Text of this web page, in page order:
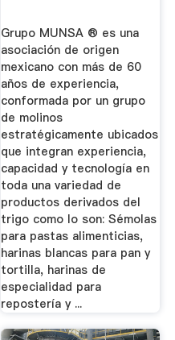
Grupo MUNSA ® es una
asociación de origen
mexicano con más de 60
años de experiencia,
conformada por un grupo
de molinos
estratégicamente ubicados
que integran experiencia,
capacidad y tecnología en
toda una variedad de
productos derivados del
trigo como lo son: Sémolas
para pastas alimenticias,
harinas blancas para pan y
tortilla, harinas de
especialidad para
repostería y ...